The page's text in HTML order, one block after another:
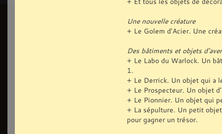
Une nouvelle créature
+ Le Golem d'Acier. Une
Des bâtiments et objets
+ Le Labo du Warlock. Un
1.
+ Le Derrick. Un objet qui a
+ Le Prospecteur. Un objet
+ Le Pionnier. Un objet qui
+ La sépulture. Un petit
pour gagner un trésor.